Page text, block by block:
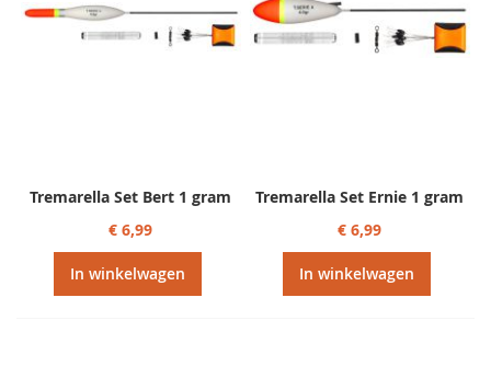
Tremarella Set Bert 1 gram
€ 6,99
In winkelwagen
Tremarella Set Ernie 1 gram
€ 6,99
In winkelwagen